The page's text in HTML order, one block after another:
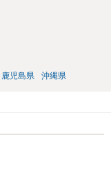
鹿児島県 沖縄県